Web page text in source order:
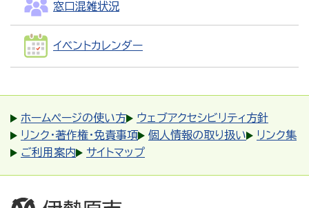
窓口混雑状況
イベントカレンダー
ホームページの使い方
ウェブアクセシビリティ方針
リンク・著作権・免責事項
個人情報の取り扱い
リンク集
ご利用案内
サイトマップ